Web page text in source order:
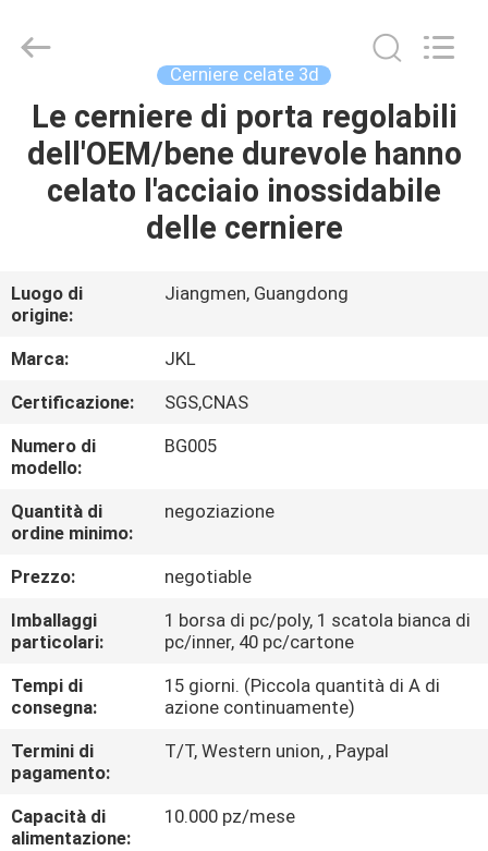
CASA
PRODOTTI
NOI
GIRO
DELLA
FABBRICA
CONTROLLO
DI
QUALITÀ
CONTATTICI
NOTIZIE
CASI
Co.,Ltd.
Developed
Cerniere celate 3d
Le cerniere di porta regolabili
dell'OEM/bene durevole hanno
celato l'acciaio inossidabile
delle cerniere
Luogo di
origine:
Jiangmen, Guangdong
Marca:
JKL
Certificazione:
SGS,CNAS
Numero di
modello:
BG005
Quantità di
ordine minimo:
negoziazione
Prezzo:
negotiable
Imballaggi
particolari:
1 borsa di pc/poly, 1 scatola bianca di
pc/inner, 40 pc/cartone
Tempi di
consegna:
15 giorni. (Piccola quantità di A di
azione continuamente)
Termini di
pagamento:
T/T, Western union, , Paypal
Capacità di
alimentazione:
10.000 pz/mese